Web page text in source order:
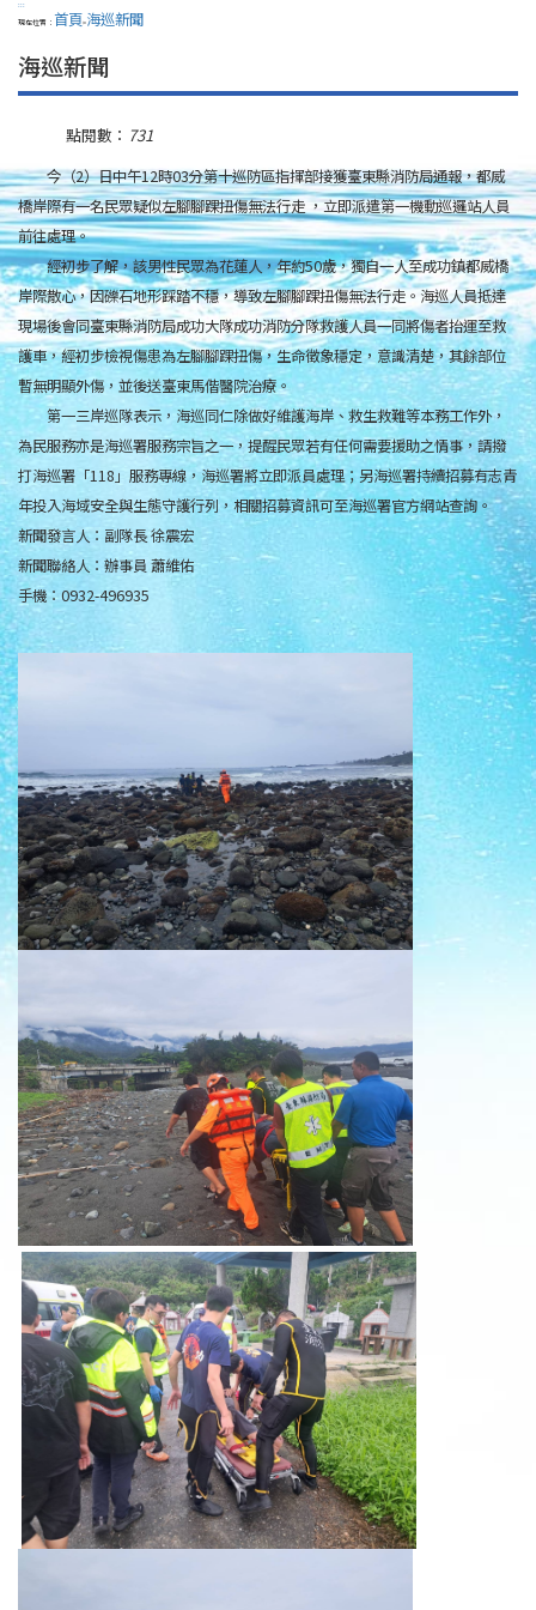
:::
現在位置： 首頁>海巡新聞
海巡新聞
點閱數： 731
今（2）日中午12時03分第十巡防區指揮部接獲臺東縣消防局通報，都威
橋岸際有一名民眾疑似左腳腳踝扭傷無法行走 ，立即派遣第一機動巡邏站人員
前往處理。
經初步了解，該男性民眾為花蓮人，年約50歲，獨自一人至成功鎮都威橋
岸際散心，因礫石地形踩踏不穩，導致左腳腳踝扭傷無法行走。海巡人員抵達
現場後會同臺東縣消防局成功大隊成功消防分隊救護人員一同將傷者抬運至救
護車，經初步檢視傷患為左腳腳踝扭傷，生命徵象穩定，意識清楚，其餘部位
暫無明顯外傷，並後送臺東馬偕醫院治療。
第一三岸巡隊表示，海巡同仁除做好維護海岸、救生救難等本務工作外，
為民服務亦是海巡署服務宗旨之一，提醒民眾若有任何需要援助之情事，請撥
打海巡署「118」服務專線，海巡署將立即派員處理；另海巡署持續招募有志青
年投入海域安全與生態守護行列，相關招募資訊可至海巡署官方網站查詢。
新聞發言人：副隊長 徐震宏
新聞聯絡人：辦事員 蕭維佑
手機：0932-496935